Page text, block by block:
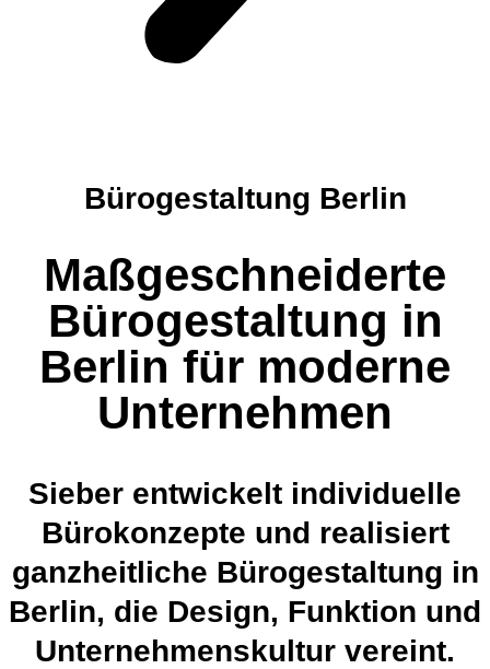
Bürogestaltung Berlin
Maßgeschneiderte
Bürogestaltung in
Berlin für moderne
Unternehmen
Sieber entwickelt individuelle
Bürokonzepte und realisiert
ganzheitliche Bürogestaltung in
Berlin, die Design, Funktion und
Unternehmenskultur vereint.